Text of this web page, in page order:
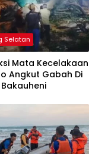
Selatan
Mata Kecelakaan
Angkut Gabah Di